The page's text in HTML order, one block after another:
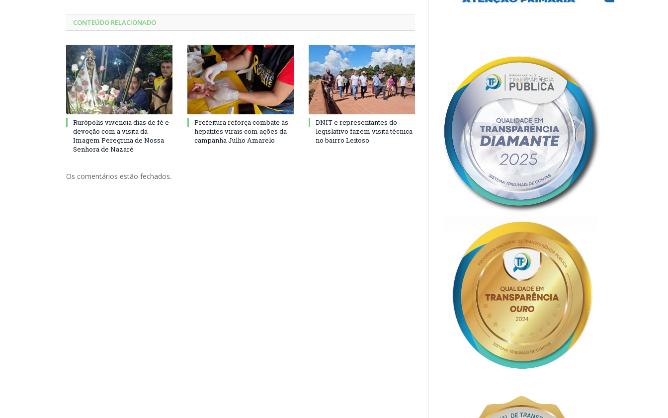
CONTEÚDO RELACIONADO
Rurópolis vivencia dias de fé e
devoção com a visita da
Imagem Peregrina de Nossa
Senhora de Nazaré
Prefeitura reforça combate às
hepatites virais com ações da
campanha Julho Amarelo
DNIT e representantes do
legislativo fazem visita técnica
no bairro Leitoso
Os comentários estão fechados.